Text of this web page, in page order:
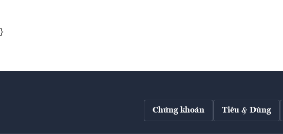
}
Chứng khoán Tiêu & Dùng